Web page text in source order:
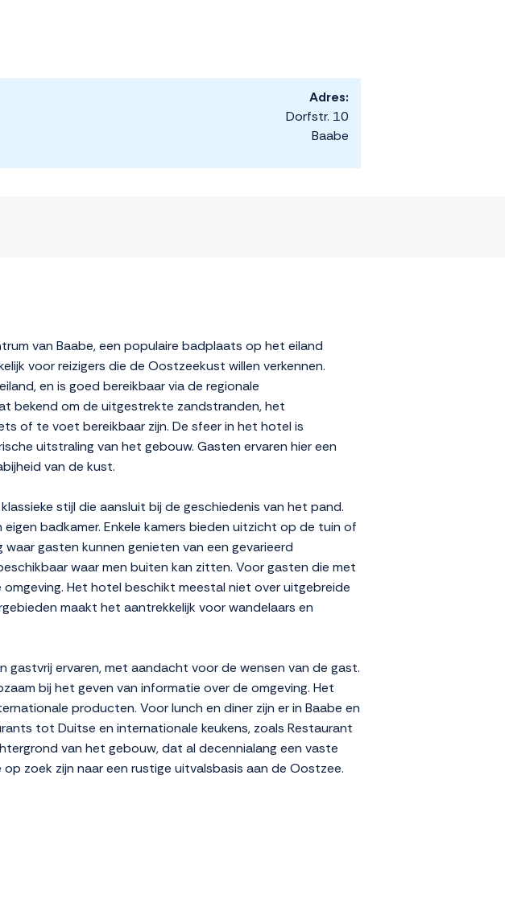
Adres:
Dorfstr. 10
Baabe
van Baabe, een populaire badplaats op het eiland
voor reizigers die de Oostzeekust willen verkennen.
en is goed bereikbaar via de regionale
bekend om de uitgestrekte zandstranden, het
of te voet bereikbaar zijn. De sfeer in het hotel is
uitstraling van het gebouw. Gasten ervaren hier een
van de kust.
stijl die aansluit bij de geschiedenis van het pand.
badkamer. Enkele kamers bieden uitzicht op de tuin of
gasten kunnen genieten van een gevarieerd
waar men buiten kan zitten. Voor gasten die met
Het hotel beschikt meestal niet over uitgebreide
maakt het aantrekkelijk voor wandelaars en
gastvrij ervaren, met aandacht voor de wensen van de gast.
bij het geven van informatie over de omgeving. Het
producten. Voor lunch en diner zijn er in Baabe en
tot Duitse en internationale keukens, zoals Restaurant
van het gebouw, dat al decennialang een vaste
zoek zijn naar een rustige uitvalsbasis aan de Oostzee.